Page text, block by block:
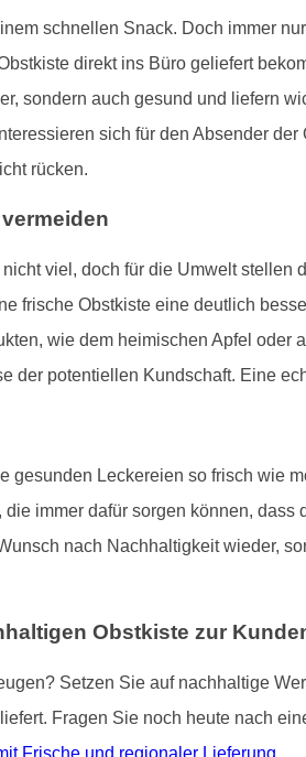
schnellen Snack. Doch immer
direkt ins Büro geliefert
sondern auch gesund und liefern
sich für den Absender
rücken.
viel, doch für die Umwelt stellen
frische Obstkiste eine deutlich
wie dem heimischen Apfel
der potentiellen Kundschaft. Eine
gesunden Leckereien so frisch wie
immer dafür sorgen können,
nach Nachhaltigkeit wieder,
Obstkiste zur
Setzen Sie auf nachhaltige
Fragen Sie noch heute nach
Frische und regionaler Lieferung